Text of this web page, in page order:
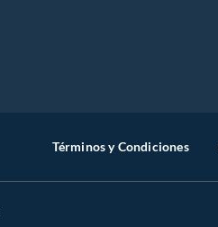
Términos y Condiciones